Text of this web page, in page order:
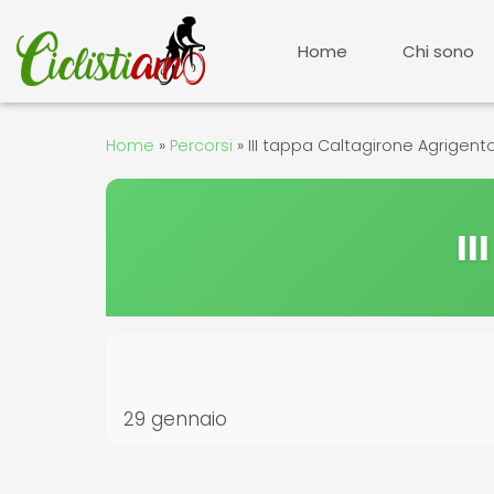
contenuto
Home Chi sono
Home » Percorsi » III tappa Caltagirone
29 gennaio